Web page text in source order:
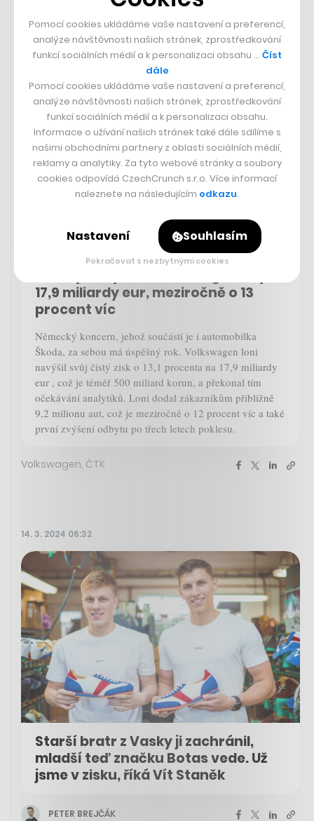
minute launch window opens at
7:00 a.m. CT →
https://t.co/bJFjLCiTbK
pic.twitter.com/hFq1L4w9et
— SpaceX (@SpaceX)March 13,
2024
14. 3. 2024 07:09 Rychlá zpráva
17,9 miliardy eur, meziročně o 13
procent víc
Německý koncern, jehož součástí je i automobilka
Škoda, za sebou má úspěšný rok. Volkswagen loni
navýšil svůj čistý zisk o 13,1 procenta na 17,9 miliardy
eur , což je téměř 500 miliard korun, a překonal tím
očekávání analytiků. Loni dodal zákazníkům přibližně
9,2 milionu aut, což je meziročně o 12 procent víc a také
první zvýšení odbytu po třech letech poklesu.
Volkswagen, ČTK
14. 3. 2024 06:32
Starší bratr z Vasky ji zachránil,
mladší teď značku Botas vede. Už
jsme v zisku, říká Vít Staněk
PETER BREJČÁK
Pomocí cookies ukládáme vaše nastavení a preferencí,
analýze návštěvnosti našich stránek, zprostředkování
funkcí sociálních médií a k personalizaci obsahu … Číst
dále
Pomocí cookies ukládáme vaše nastavení a preferencí,
analýze návštěvnosti našich stránek, zprostředkování
funkcí sociálních médií a k personalizaci obsahu.
Informace o užívání našich stránek také dále sdílíme s
našimi obchodními partnery z oblasti sociálních médií,
reklamy a analytiky. Za tyto webové stránky a soubory
cookies odpovídá CzechCrunch s.r.o. Více informací
naleznete na následujícím odkazu.
Nastavení Souhlasím
Pokračovat s nezbytnými cookies